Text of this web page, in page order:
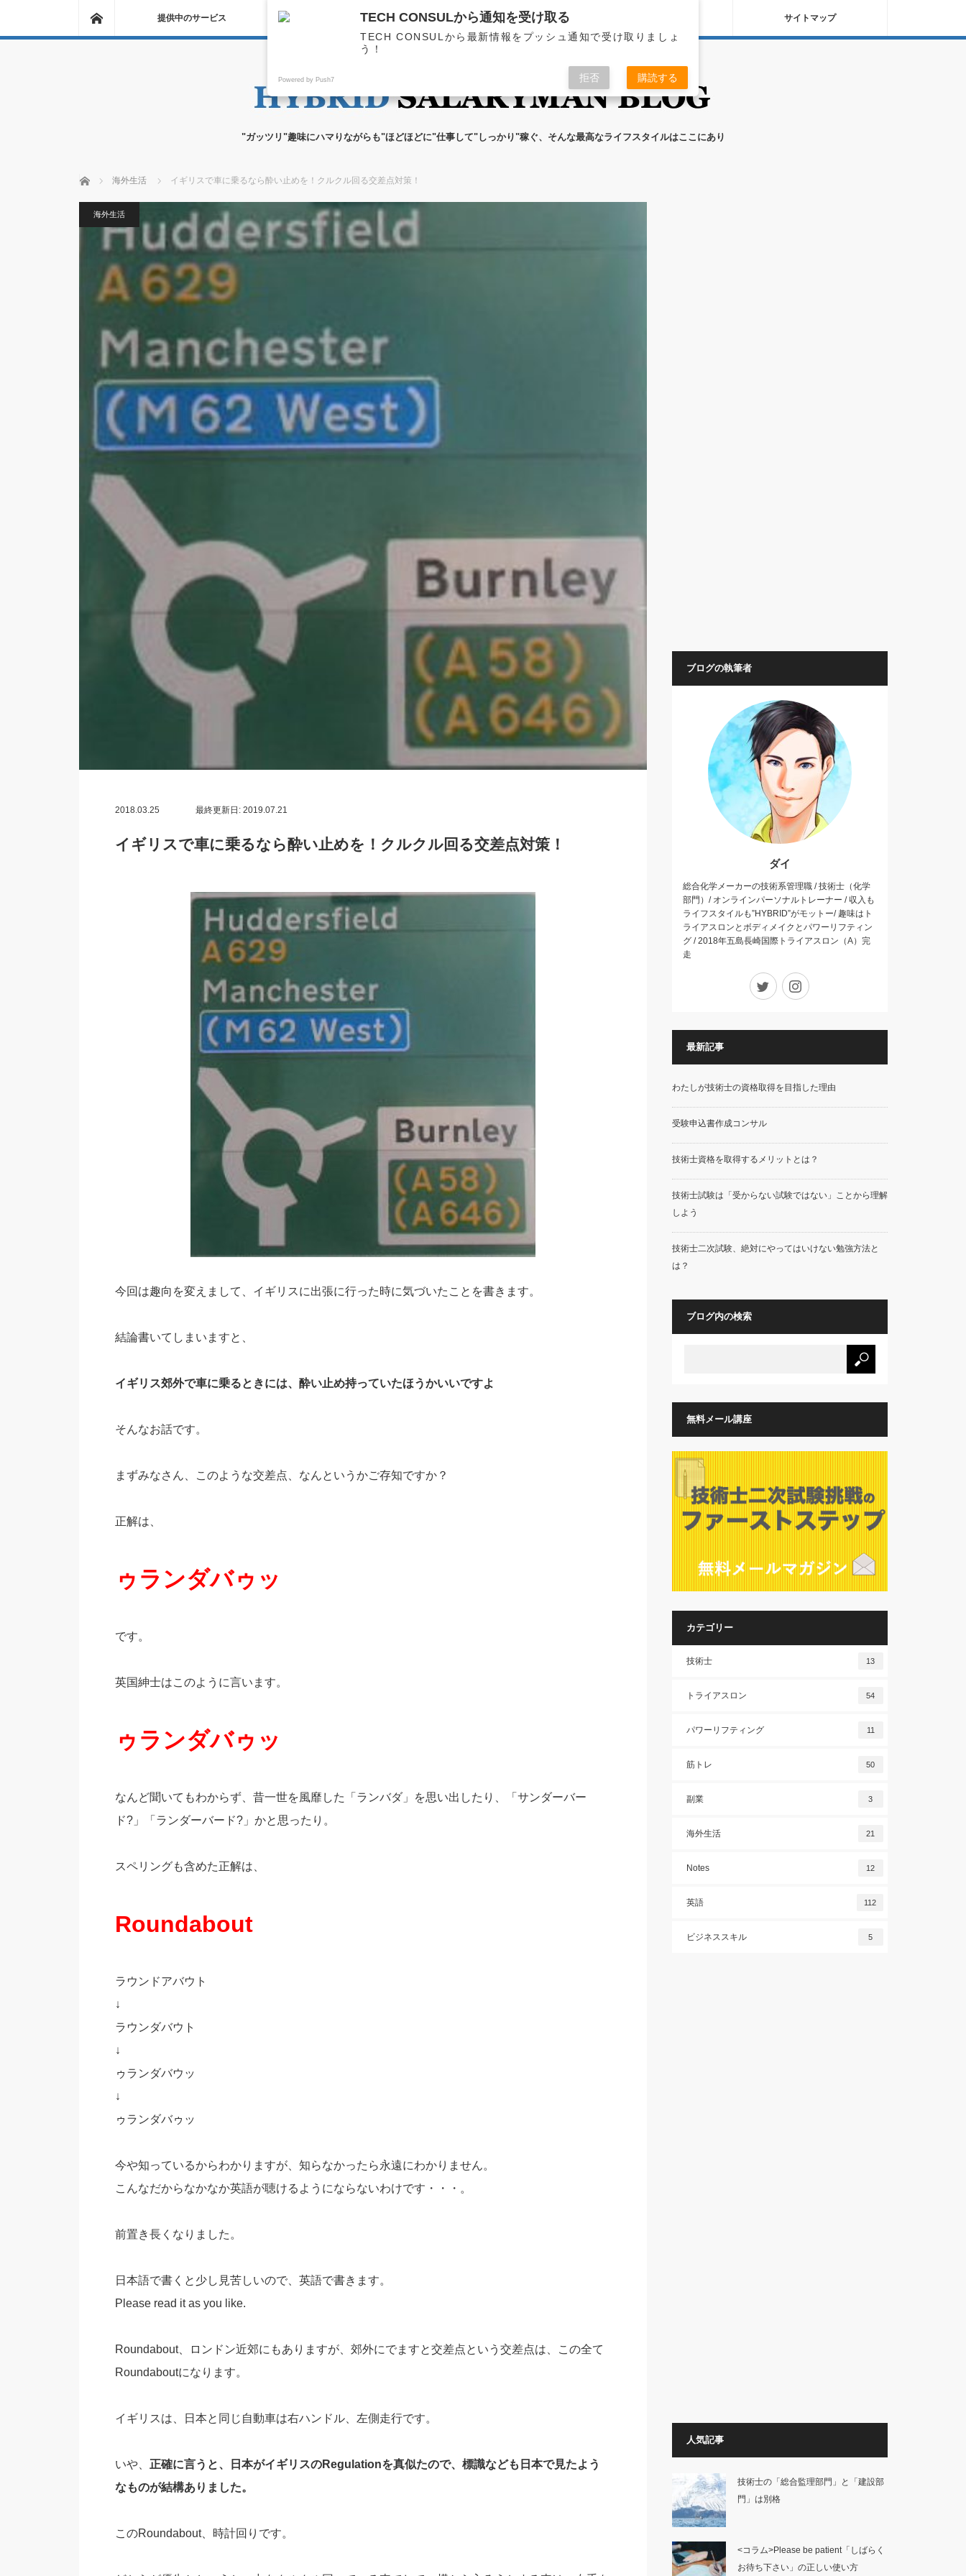
提供中のサービス 無料メール講座 ブログの執筆者 サイトマップ
"ガッツリ"趣味にハマりながらも"ほどほどに"仕事して"しっかり"稼ぐ、そんな最高なライフスタイルはここにあり
ホーム 海外生活 イギリスで車に乗るなら酔い止めを！クルクル回る交差点対策！
海外生活
2018.03.25 最終更新日: 2019.07.21
イギリスで車に乗るなら酔い止めを！クルクル回る交差点対策！
今回は趣向を変えまして、イギリスに出張に行った時に気づいたことを書きます。
結論書いてしまいますと、
イギリス郊外で車に乗るときには、酔い止め持っていたほうかいいですよ
そんなお話です。
まずみなさん、このような交差点、なんというかご存知ですか？
正解は、
ゥランダバゥッ
です。
英国紳士はこのように言います。
ゥランダバゥッ
なんど聞いてもわからず、昔一世を風靡した「ランバダ」を思い出したり、「サンダーバー
ド?」「ランダーバード?」かと思ったり。
スペリングも含めた正解は、
Roundabout
ラウンドアバウト
↓
ラウンダバウト
↓
ゥランダバウッ
↓
ゥランダバゥッ
今や知っているからわかりますが、知らなかったら永遠にわかりません。
こんなだからなかなか英語が聴けるようにならないわけです・・・。
前置き長くなりました。
日本語で書くと少し見苦しいので、英語で書きます。
Please read it as you like.
Roundabout、ロンドン近郊にもありますが、郊外にでますと交差点という交差点は、この全て
Roundaboutになります。
イギリスは、日本と同じ自動車は右ハンドル、左側走行です。
いや、 正確に言うと、日本がイギリスのRegulationを真似たので、標識なども日本で見たよう
なものが結構ありました。
このRoundabout、時計回りです。
ブログの執筆者
ダイ
総合化学メーカーの技術系管理職 / 技術士（化学
部門）/ オンラインパーソナルトレーナー / 収入も
ライフスタイルも”HYBRID”がモットー/ 趣味はト
ライアスロンとボディメイクとパワーリフティン
グ / 2018年五島長崎国際トライアスロン（A）完
走
Twitter
最新記事
わたしが技術士の資格取得を目指した理由
受験申込書作成コンサル
技術士資格を取得するメリットとは？
技術士試験は「受からない試験ではない」ことから理解
しよう
技術士二次試験、絶対にやってはいけない勉強方法と
は？
ブログ内の検索
無料メール講座
カテゴリー
技術士 13
トライアスロン 54
パワーリフティング 11
筋トレ 50
副業 3
海外生活 21
Notes 12
英語 112
ビジネススキル 5
人気記事
技術士の「総合監理部門」と「建設部
門」は別格
<コラム>Please be patient「しばらく
お待ち下さい」の正しい使い方
TECH CONSULから通知を受け取る
TECH CONSULから最新情報をプッシュ通知で受け取りましょ
う！
Powered by Push7 拒否 購読する